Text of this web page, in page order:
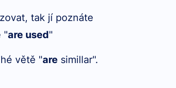
tak jí poznáte
"are used"
větě "are simillar".